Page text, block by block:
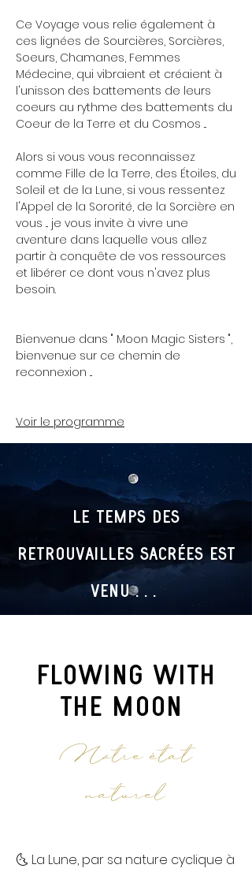
Ce Voyage vous relie également à
ces lignées de Sourcières, Sorcières,
Soeurs, Chamanes, Femmes
Médecine, qui vibraient et créaient à
l'unisson des battements de leurs
coeurs au rythme des battements du
Coeur de la Terre et du Cosmos ...
Alors si vous vous reconnaissez
comme Fille de la Terre, des Étoiles, du
Soleil et de la Lune, si vous ressentez
l'Appel de la Sororité, de la Sorcière en
vous ... je vous invite à vivre une
aventure dans laquelle vous allez
partir à conquête de vos ressources
et libérer ce dont vous n'avez plus
besoin.
Bienvenue dans " Moon Magic Sisters ",
bienvenue sur ce chemin de
reconnexion ...
Voir le programme
le temps des
retrouvailles sacrées est
venu . . .
🌜 La Lune, par sa nature cyclique à
flowing with
the moon
Notre état
naturel